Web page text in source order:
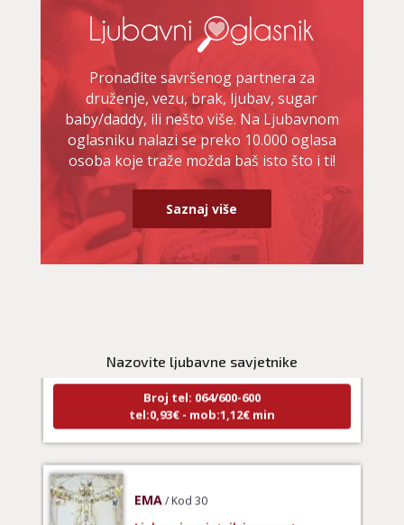
Pronađite savršenog partnera za
druženje, vezu, brak, ljubav, sugar
baby/daddy, ili nešto više. Na Ljubavnom
oglasniku nalazi se preko 10.000 oglasa
osoba koje traže možda baš isto što i ti!
Saznaj više
Nazovite ljubavne savjetnike
Broj tel: 064/600-600
tel:0,93€ - mob:1,12€ min